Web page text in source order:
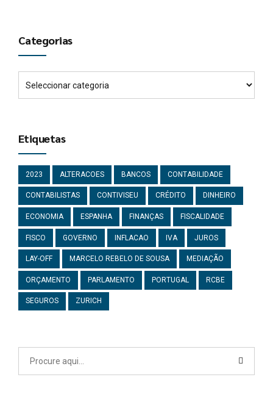
Categorias
Etiquetas
2023 ALTERACOES BANCOS CONTABILIDADE
CONTABILISTAS CONTIVISEU CRÉDITO DINHEIRO
ECONOMIA ESPANHA FINANÇAS FISCALIDADE
FISCO GOVERNO INFLACAO IVA JUROS
LAY-OFF MARCELO REBELO DE SOUSA MEDIAÇÃO
ORÇAMENTO PARLAMENTO PORTUGAL RCBE
SEGUROS ZURICH